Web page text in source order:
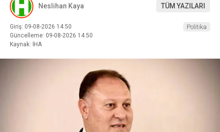
Neslihan Kaya TÜM YAZILARI
Giriş: 09-08-2026 14:50
Güncelleme: 09-08-2026 14:50
Kaynak: İHA
Politika